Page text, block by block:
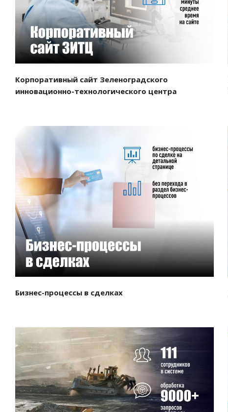
Корпоративный сайт Зеленоградского
инновационно-технологического центра
Бизнес-процессы в сделках
Смотреть проект